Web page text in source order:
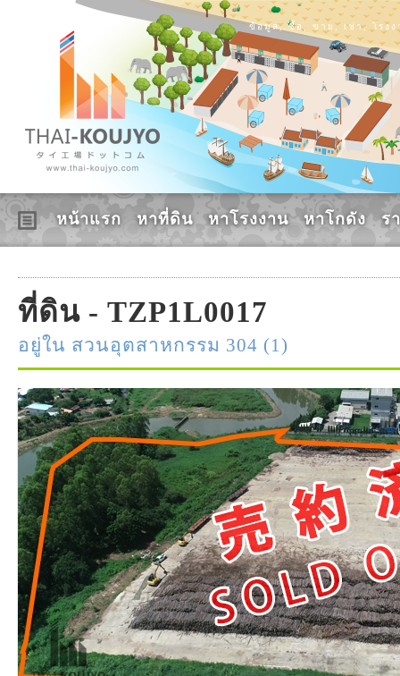
ข้อมูล, ซื้อ, ขาย, เช่า, โรง
หน้าแรก หาที่ดิน หาโรงงาน หาโกดัง ร
ที่ดิน - TZP1L0017
อยู่ใน สวนอุตสาหกรรม 304 (1)